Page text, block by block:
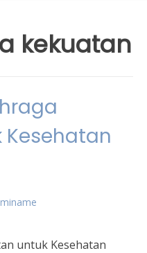
kekuatan
untuk Kesehatan